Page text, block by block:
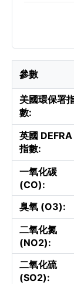
參數
美國環保署
數:
英國 DEFRA
指數:
一氧化碳
(CO):
臭氧 (O3):
二氧化氮
(NO2):
二氧化硫
(SO2):